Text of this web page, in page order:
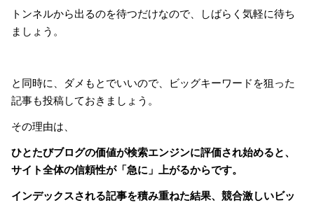
トンネルから出るのを待つだけなので、しばらく気軽に待ち
ましょう。
と同時に、ダメもとでいいので、ビッグキーワードを狙った
記事も投稿しておきましょう。
その理由は、
ひとたびブログの価値が検索エンジンに評価され始めると、
サイト全体の信頼性が「急に」上がるからです。
インデックスされる記事を積み重ねた結果、競合激しいビッ